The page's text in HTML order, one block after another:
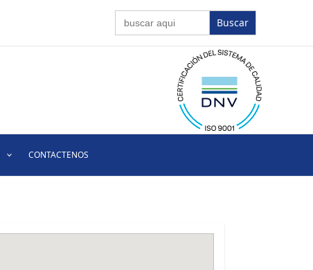
Buscar:
CONTACTENOS